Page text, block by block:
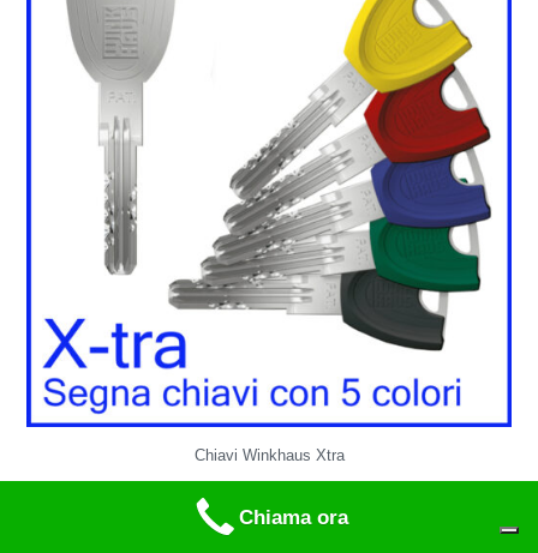
Chiavi Winkhaus Xtra
18. Ponte in acciaio
Chiama ora